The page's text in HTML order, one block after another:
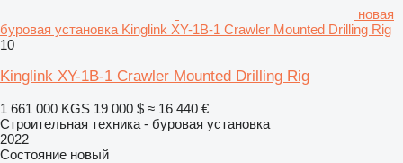
новая
буровая установка Kinglink XY-1B-1 Crawler Mounted Drilling Rig
10
Kinglink XY-1B-1 Crawler Mounted Drilling Rig
1 661 000 KGS 19 000 $ ≈ 16 440 €
Строительная техника - буровая установка
2022
Состояние новый